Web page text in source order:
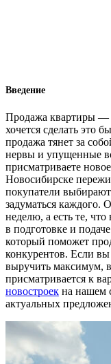
Введение
Продажа квартиры —
хочется сделать это
продажа тянет за
нервы и упущенные
присматриваете
Новосибирске
покупатели
задуматься каждого.
неделю, а есть те,
в подготовке и
который поможет
конкурентов. Если
выручить максимум,
присматривается к
новостроек на нашем
актуальных